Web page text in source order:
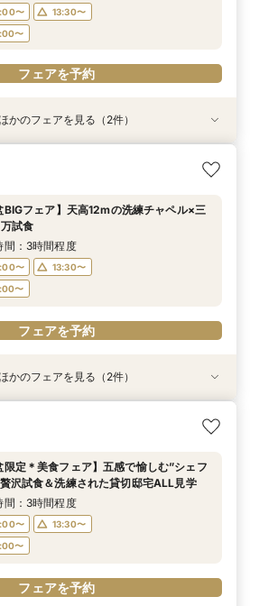
フェアを予約
フェアを予約
フェアを予約
フェアを予約
〜
13:30〜
〜
フェアを予約
きなドレス1着無料】洗練＆シンプル貸切
質体験
〜
〜
フェアを予約
様まで限定特典付】アットホームな少人
相談会
〜
〜
フェアを予約
かのフェアを見る（2件）
BIGフェア】天高12mの洗練チャペル×三
試食
間：3時間程度
〜
13:30〜
〜
フェアを予約
様まで限定特典付】アットホームな少人
相談会
〜
13:30〜
〜
フェアを予約
特典付き】”五感で愉しむ”美食体験＆貸切
宅
〜
13:30〜
〜
フェアを予約
かのフェアを見る（2件）
限定＊美食フェア】五感で愉しむ”シェフ
沢試食＆洗練された貸切邸宅ALL見学
間：3時間程度
〜
13:30〜
〜
フェアを予約